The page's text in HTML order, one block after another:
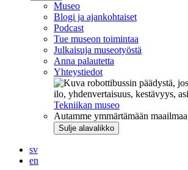
Museo
Blogi ja ajankohtaiset
Podcast
Tue museon toimintaa
Julkaisuja museotyöstä
Anna palautetta
Yhteystiedot
ilo, yhdenvertaisuus, kestävyys,
Tekniikan museo
Autamme ymmärtämään
Sulje alavalikko
sv
en